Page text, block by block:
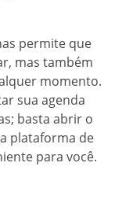
permite que
mas também
momento.
sua agenda
basta abrir o
plataforma de
para você.